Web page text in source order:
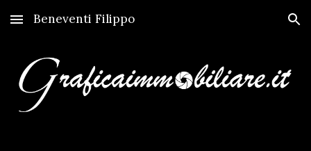
Skip to main content Skip to navigation
Beneventi Filippo